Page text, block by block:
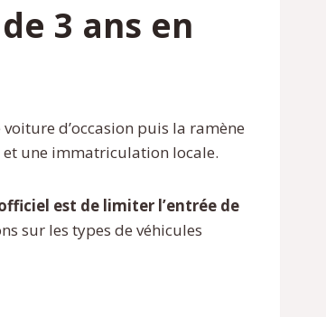
3 ans en
d’occasion puis la ramène
et une immatriculation locale.
est de limiter l’entrée de
sur les types de véhicules